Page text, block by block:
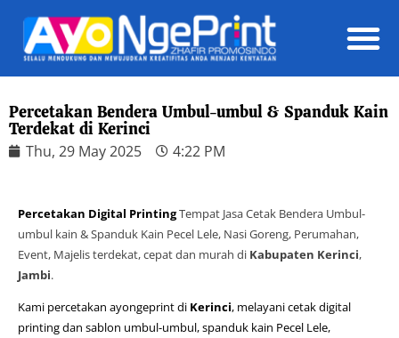
Percetakan Bendera Umbul-umbul & Spanduk Kain
Terdekat di Kerinci
Thu, 29 May 2025 4:22 PM
Percetakan Digital PrintingTempat Jasa Cetak Bendera Umbul-
umbul kain & Spanduk Kain Pecel Lele, Nasi Goreng, Perumahan,
Event, Majelis terdekat, cepat dan murah di Kabupaten Kerinci,
Jambi.
Kami percetakan ayongeprint di Kerinci, melayani cetak digital
printing dan sablon umbul-umbul, spanduk kain Pecel Lele,